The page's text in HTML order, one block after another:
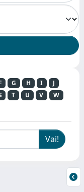
G H I
J
T U V
W